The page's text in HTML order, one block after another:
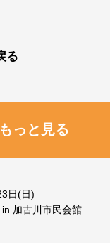
る
っと見る
日(日)
加古川市民会館